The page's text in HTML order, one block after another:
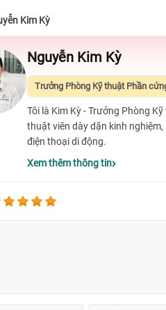
Kim Kỳ
Nguyễn Kim Kỳ
Trưởng Phòng Kỹ thuật Phần
Tôi là Kim Kỳ - Trưởng Phòng
thuật viên dày dặn kinh
điện thoại di động.
Xem thêm thông tin